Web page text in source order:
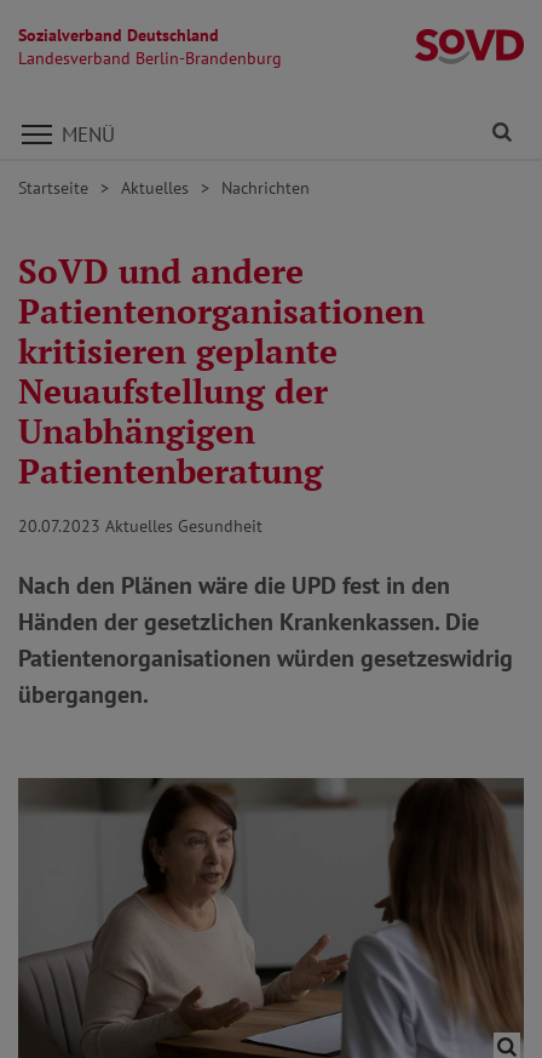
Sozialverband Deutschland
Landesverband Berlin-Brandenburg
Direkt zu den Inhalten springen
MENÜ
Startseite Aktuelles Nachrichten
SoVD und andere
Patientenorganisationen
kritisieren geplante
Neuaufstellung der
Unabhängigen
Patientenberatung
20.07.2023 Aktuelles Gesundheit
Nach den Plänen wäre die UPD fest in den
Händen der gesetzlichen Krankenkassen. Die
Patientenorganisationen würden gesetzeswidrig
übergangen.